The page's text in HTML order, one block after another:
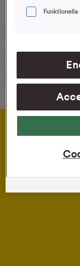
Hållbart